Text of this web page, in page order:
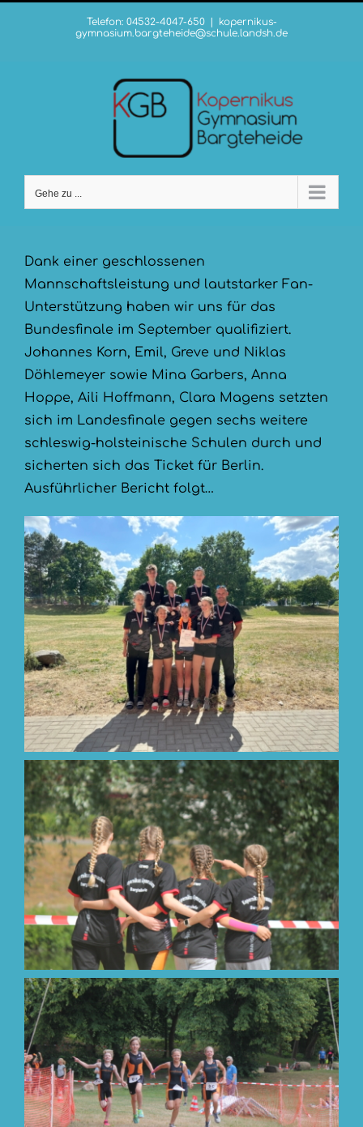
Telefon: 04532-4047-650
kopernikus-
gymnasium.bargteheide@schule.landsh.de
Gehe zu ...
Dank einer geschlossenen
Mannschaftsleistung und lautstarker Fan-
Unterstützung haben wir uns für das
Bundesfinale im September qualifiziert.
Johannes Korn, Emil, Greve und Niklas
Döhlemeyer sowie Mina Garbers, Anna
Hoppe, Aili Hoffmann, Clara Magens setzten
sich im Landesfinale gegen sechs weitere
schleswig-holsteinische Schulen durch und
sicherten sich das Ticket für Berlin.
Ausführlicher Bericht folgt…